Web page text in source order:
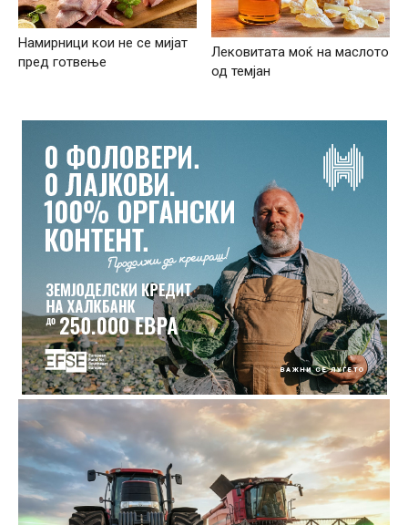
Намирници кои не се мијат
пред готвење
Лековитата моќ на маслото
од темјан